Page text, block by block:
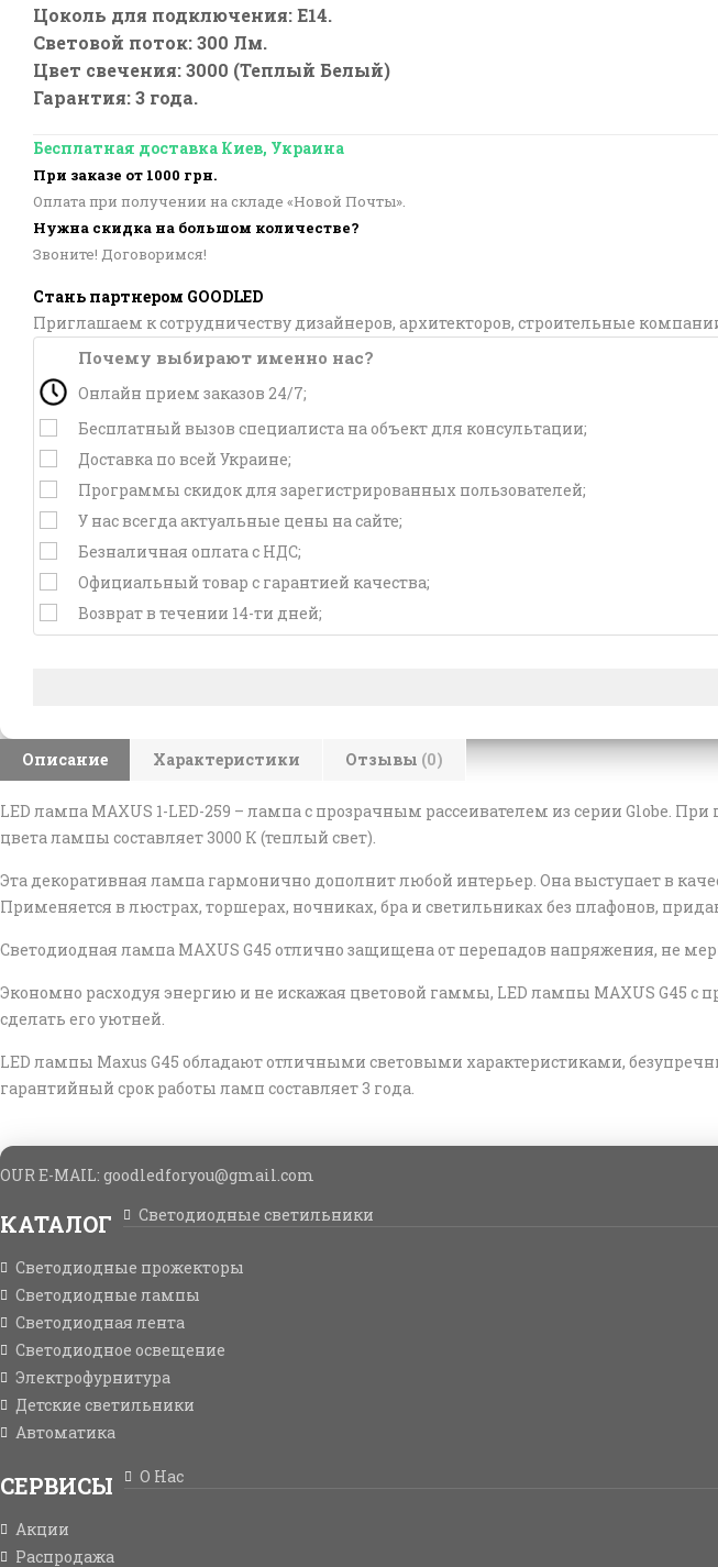
Цоколь для подключения: E14.
Световой поток: 300 Лм.
Цвет свечения: 3000 (Теплый Белый)
Гарантия: 3 года.
Бесплатная доставка Киев, Украина
При заказе от 1000 грн.
Оплата при получении на складе «Новой Почты».
Нужна скидка на большом количестве?
Звоните! Договоримся!
Стань партнером GOODLED
Приглашаем к сотрудничеству дизайнеров, архитекторов, строительные
Почему выбирают именно нас?
Онлайн прием заказов 24/7;
Бесплатный вызов специалиста на объект для консультации;
Доставка по всей Украине;
Программы скидок для зарегистрированных пользователей;
У нас всегда актуальные цены на сайте;
Безналичная оплата с НДС;
Официальный товар с гарантией качества;
Возврат в течении 14-ти дней;
Описание Характеристики Отзывы (0)
LED лампа MAXUS 1-LED-259 – лампа с прозрачным рассеивателем из серии Globe.
цвета лампы составляет 3000 К (теплый свет).
Эта декоративная лампа гармонично дополнит любой интерьер. Она выступает в
Применяется в люстрах, торшерах, ночниках, бра и светильниках без плафонов,
Светодиодная лампа MAXUS G45 отлично защищена от перепадов напряжения, не
Экономно расходуя энергию и не искажая цветовой гаммы, LED лампы MAXUS G45
сделать его уютней.
LED лампы Maxus G45 обладают отличными световыми характеристиками,
гарантийный срок работы ламп составляет 3 года.
OUR E-MAIL: goodledforyou@gmail.cоm
КАТАЛОГ Светодиодные светильники
Светодиодные прожекторы
Светодиодные лампы
Светодиодная лента
Светодиодное освещение
Электрофурнитура
Детские светильники
Автоматика
СЕРВИСЫ О Нас
Акции
Распродажа